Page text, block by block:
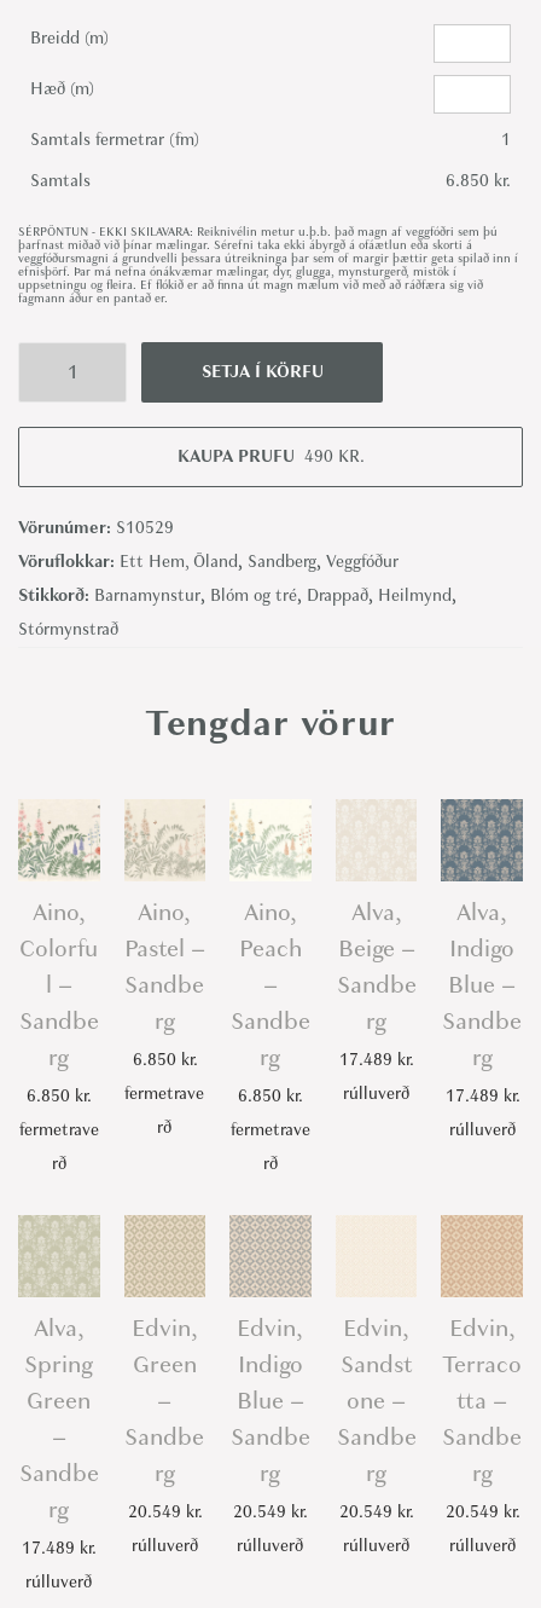
Breidd (m)
Hæð (m)
Samtals fermetrar (fm)
1
Samtals
6.850 kr.
SÉRPÖNTUN - EKKI SKILAVARA: Reiknivélin metur u.þ.b. það magn af veggfóðri sem þú
þarfnast miðað við þínar mælingar. Sérefni taka ekki ábyrgð á ofáætlun eða skorti á
veggfóðursmagni á grundvelli þessara útreikninga þar sem of margir þættir geta spilað inn í
efnisþörf. Þar má nefna ónákvæmar mælingar, dyr, glugga, mynsturgerð, mistök í
uppsetningu og fleira. Ef flókið er að finna út magn mælum við með að ráðfæra sig við
fagmann áður en pantað er.
u
f
l
o
w
e
i
t
S
n
b
e
q
u
a
n
t
i
y
SETJA Í KÖRFU
KAUPA PRUFU 490 KR.
Vörunúmer: S10529
Vöruflokkar: Ett Hem, Öland, Sandberg, Veggfóður
Stikkorð: Barnamynstur, Blóm og tré, Drappað, Heilmynd,
Stórmynstrað
Tengdar vörur
Aino,
Colorfu
l –
Sandbe
rg
6.850 kr.
fermetrave
rð
Aino,
Pastel –
Sandbe
rg
6.850 kr.
fermetrave
rð
Aino,
Peach
–
Sandbe
rg
6.850 kr.
fermetrave
rð
Alva,
Beige –
Sandbe
rg
17.489 kr.
rúlluverð
Alva,
Indigo
Blue –
Sandbe
rg
17.489 kr.
rúlluverð
Alva,
Spring
Green
–
Sandbe
rg
17.489 kr.
rúlluverð
Edvin,
Green
–
Sandbe
rg
20.549 kr.
rúlluverð
Edvin,
Indigo
Blue –
Sandbe
rg
20.549 kr.
rúlluverð
Edvin,
Sandst
one –
Sandbe
rg
20.549 kr.
rúlluverð
Edvin,
Terraco
tta –
Sandbe
rg
20.549 kr.
rúlluverð